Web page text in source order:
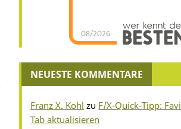
08/2026
NEUESTE KOMMENTARE
Franz X. Kohl zu F/X-Quick-Tipp:
Tab aktualisieren